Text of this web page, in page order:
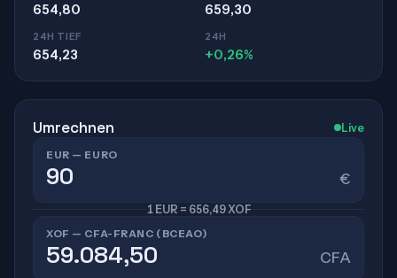
654,80 659,30
24H TIEF
654,23
24H
+0,26%
Umrechnen Live
EUR — EURO
€
1 EUR = 656,49 XOF
XOF — CFA-FRANC (BCEAO)
CFA